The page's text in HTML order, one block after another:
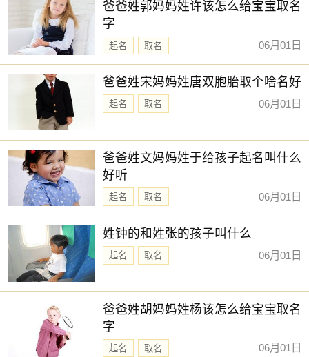
【亦君】 【东璟】 【云轼】 【亦洋】
赐子好名，能伴子一生。想给宝宝取一个好名字吗？选
择下方的【宝宝起名】，为孩子起一个吉利的好名字吧。
爸爸姓郭妈妈姓许该怎么给宝宝取名
字
起名 取名 06月01日
爸爸姓宋妈妈姓唐双胞胎取个啥名好
起名 取名 06月01日
爸爸姓文妈妈姓于给孩子起名叫什么
好听
起名 取名 06月01日
姓钟的和姓张的孩子叫什么
起名 取名 06月01日
爸爸姓胡妈妈姓杨该怎么给宝宝取名
字
起名 取名 06月01日